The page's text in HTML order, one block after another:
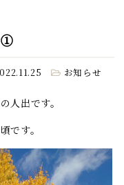
①
お知らせ
出です。
です。